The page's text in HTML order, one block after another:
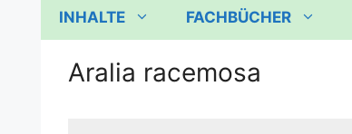
INHALTE FACHBÜCHER
Aralia racemosa